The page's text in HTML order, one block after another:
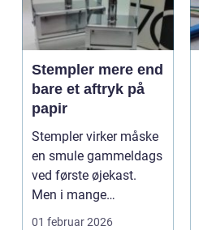
Stempler mere end
bare et aftryk på
papir
Stempler virker måske
en smule gammeldags
ved første øjekast.
Men i mange
virksomheder og også
01 februar 2026